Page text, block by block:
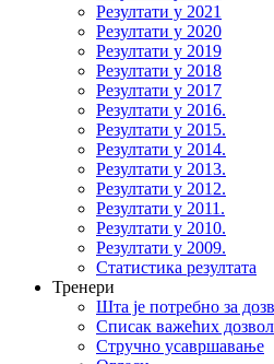
Резултати у 2021
Резултати у 2020
Резултати у 2019
Резултати у 2018
Резултати у 2017
Резултати у 2016.
Резултати у 2015.
Резултати у 2014.
Резултати у 2013.
Резултати у 2012.
Резултати у 2011.
Резултати у 2010.
Резултати у 2009.
Статистика резултата
Тренери
Шта је потребно за
Списак важећих
Стручно усавршавање